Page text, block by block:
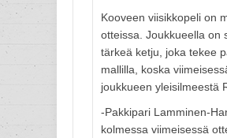
Kooveen viisikkopeli on
otteissa. Joukkueella on
tärkeä ketju, joka tekee
mallilla, koska
joukkueen yleisilmeestä
-Pakkipari Lamminen-
kolmessa viimeisessä